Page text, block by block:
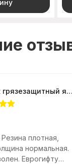
Коврик грязезащитный ячеистый Sunstep 40*60см толщина 1,2см
плотная,
нормальная.
Еврогифту